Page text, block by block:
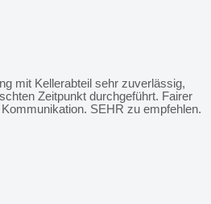
mit Kellerabteil sehr zuverlässig,
Zeitpunkt durchgeführt. Fairer
SEHR zu empfehlen.